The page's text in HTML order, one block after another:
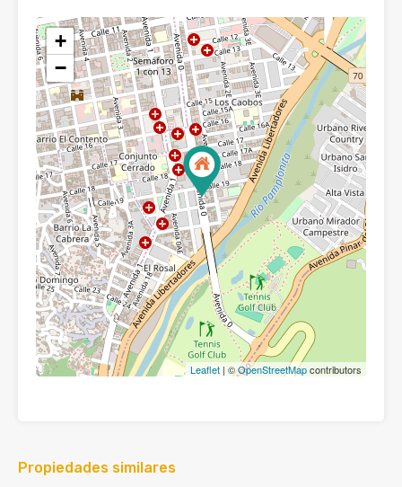
+
−
Leaflet | ©OpenStreetMapcontributors
Propiedades similares